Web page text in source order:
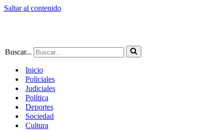
Saltar al contenido
Buscar...
Inicio
Policiales
Judiciales
Política
Deportes
Sociedad
Cultura